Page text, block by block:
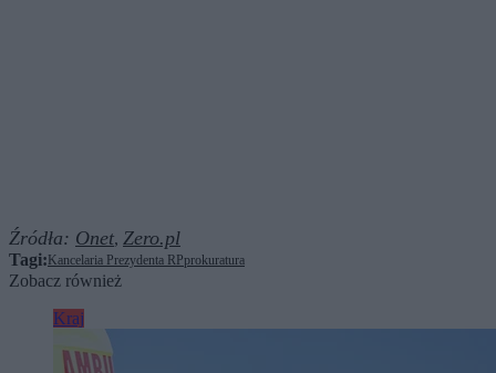
Źródła: Onet, Zero.pl
Tagi: Kancelaria Prezydenta RPprokuratura
Zobacz również
Kraj